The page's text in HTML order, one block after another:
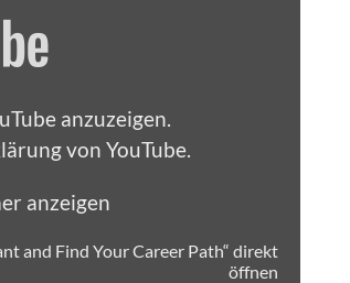
anzuzeigen.
von YouTube.
anzeigen
and Find Your Career Path“ direkt
öffnen